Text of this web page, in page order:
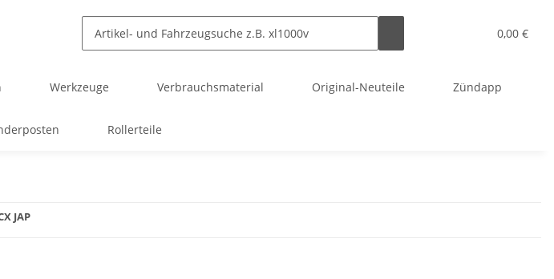
0,00 €
Werkzeuge Verbrauchsmaterial Original-Neuteile Zündapp
Rollerteile
JAP